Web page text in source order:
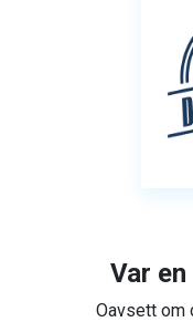
Var
Oavsett om